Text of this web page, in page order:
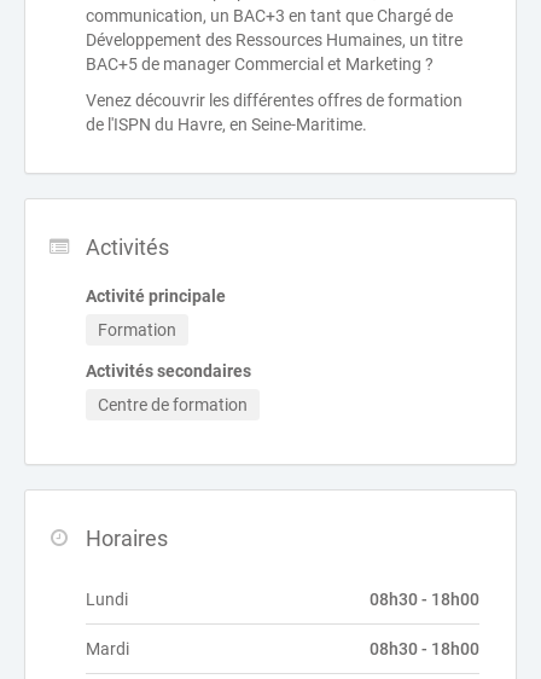
communication, un BAC+3 en tant que Chargé de
Développement des Ressources Humaines, un titre
BAC+5 de manager Commercial et Marketing ?
Venez découvrir les différentes offres de formation
de l'ISPN du Havre, en Seine-Maritime.
Activités
Activité principale
Formation
Activités secondaires
Centre de formation
Horaires
Lundi 08h30 - 18h00
Mardi 08h30 - 18h00